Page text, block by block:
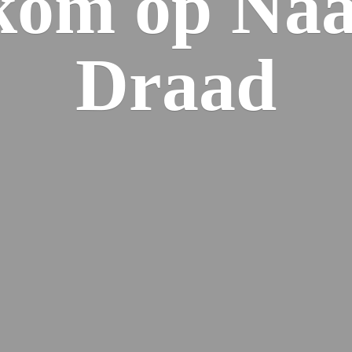
Draad